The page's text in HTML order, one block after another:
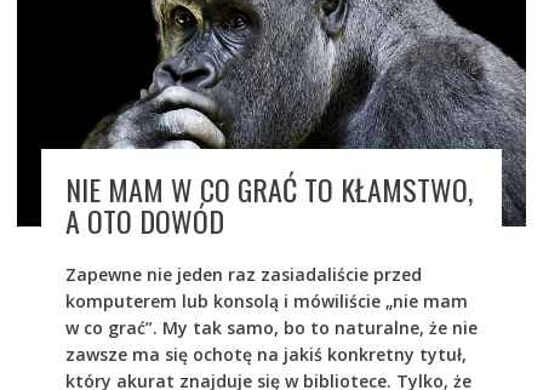
NIE MAM W CO GRAĆ TO KŁAMSTWO,
A OTO DOWÓD
Zapewne nie jeden raz zasiadaliście przed
komputerem lub konsolą i mówiliście „nie mam
w co grać”. My tak samo, bo to naturalne, że nie
zawsze ma się ochotę na jakiś konkretny tytuł,
który akurat znajduje się w bibliotece. Tylko, że